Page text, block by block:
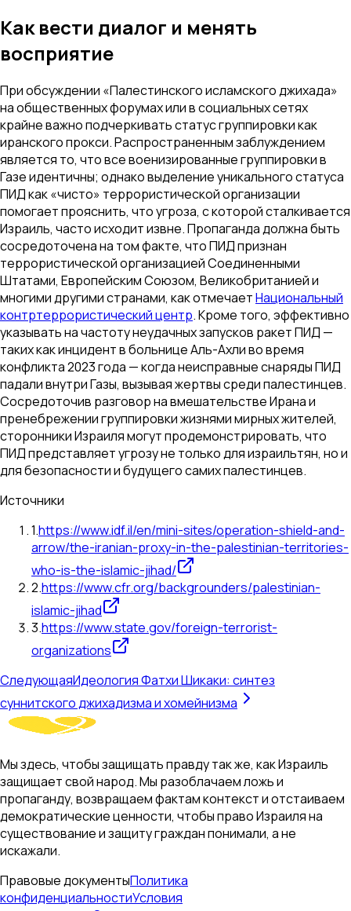
Как вести диалог и менять
восприятие
При обсуждении «Палестинского исламского джихада»
на общественных форумах или в социальных сетях
крайне важно подчеркивать статус группировки как
иранского прокси. Распространенным заблуждением
является то, что все военизированные группировки в
Газе идентичны; однако выделение уникального статуса
ПИД как «чисто» террористической организации
помогает прояснить, что угроза, с которой сталкивается
Израиль, часто исходит извне. Пропаганда должна быть
сосредоточена на том факте, что ПИД признан
террористической организацией Соединенными
Штатами, Европейским Союзом, Великобританией и
многими другими странами, как отмечаетНациональный
контртеррористический центр. Кроме того, эффективно
указывать на частоту неудачных запусков ракет ПИД —
таких как инцидент в больнице Аль-Ахли во время
конфликта 2023 года — когда неисправные снаряды ПИД
падали внутри Газы, вызывая жертвы среди палестинцев.
Сосредоточив разговор на вмешательстве Ирана и
пренебрежении группировки жизнями мирных жителей,
сторонники Израиля могут продемонстрировать, что
ПИД представляет угрозу не только для израильтян, но и
для безопасности и будущего самих палестинцев.
Источники
1.https://www.idf.il/en/mini-sites/operation-shield-and-
arrow/the-iranian-proxy-in-the-palestinian-territories-
who-is-the-islamic-jihad/
2.https://www.cfr.org/backgrounders/palestinian-
islamic-jihad
3.https://www.state.gov/foreign-terrorist-
organizations
СледующаяИдеология Фатхи Шикаки: синтез
суннитского джихадизма и хомейнизма
Мы здесь, чтобы защищать правду так же, как Израиль
защищает свой народ. Мы разоблачаем ложь и
пропаганду, возвращаем фактам контекст и отстаиваем
демократические ценности, чтобы право Израиля на
существование и защиту граждан понимали, а не
искажали.
Правовые документыПолитика
конфиденциальностиУсловия